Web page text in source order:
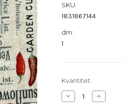
SKU:
1831867144
dm:
1
Nuvarande
lager:
Kvantitet:
Minska Öka